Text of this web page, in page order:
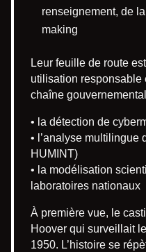
renseignement, de
making
Leur feuille de route
utilisation responsable
chaîne
• la détection de
• l’analyse multilingue
HUMINT)
• la modélisation
laboratoires nationaux
À première vue, le
Hoover qui surveillait
1950. L’histoire se